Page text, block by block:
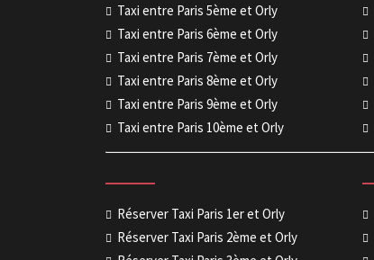
Taxi entre Paris 5ème et Orly
Taxi entre Paris 6ème et Orly
Taxi entre Paris 7ème et Orly
Taxi entre Paris 8ème et Orly
Taxi entre Paris 9ème et Orly
Taxi entre Paris 10ème et Orly
Réserver Taxi Paris 1er et Orly
Réserver Taxi Paris 2ème et Orly